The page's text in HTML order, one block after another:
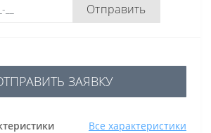
Отправить
Все характеристики
ЗАЯВКУ